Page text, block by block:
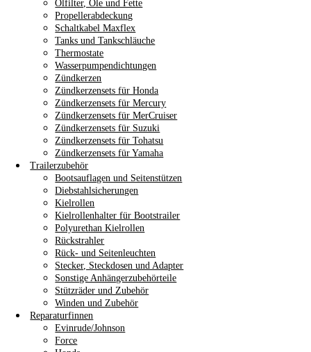
Ölfilter, Öle und Fette
Propellerabdeckung
Schaltkabel Maxflex
Tanks und Tankschläuche
Thermostate
Wasserpumpendichtungen
Zündkerzen
Zündkerzensets für Honda
Zündkerzensets für Mercury
Zündkerzensets für MerCruiser
Zündkerzensets für Suzuki
Zündkerzensets für Tohatsu
Zündkerzensets für Yamaha
Trailerzubehör
Bootsauflagen und Seitenstützen
Diebstahlsicherungen
Kielrollen
Kielrollenhalter für Bootstrailer
Polyurethan Kielrollen
Rückstrahler
Rück- und Seitenleuchten
Stecker, Steckdosen und Adapter
Sonstige Anhängerzubehörteile
Stützräder und Zubehör
Winden und Zubehör
Reparaturfinnen
Evinrude/Johnson
Force